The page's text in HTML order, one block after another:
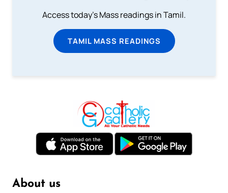
Access today's Mass readings in Tamil.
TAMIL MASS READINGS
About us